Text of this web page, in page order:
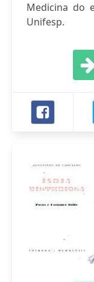
Medicina do
Unifesp.